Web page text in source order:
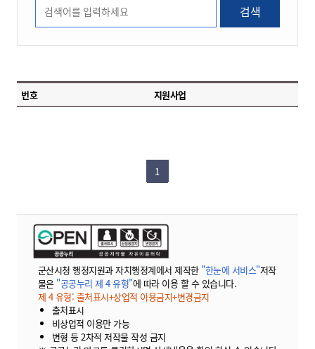
검색
번호 지원사업
1
군산시청 행정지원과 자치행정계에서 제작한 "한눈에 서비스"저작
물은 "공공누리 제 4 유형"에 따라 이용 할 수 있습니다.
제 4 유형: 출처표시+상업적 이용금지+변경금지
출처표시
비상업적 이용만 가능
변형 등 2차적 저작물 작성 금지